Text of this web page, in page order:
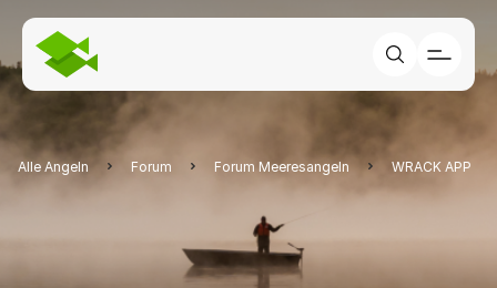
Alle Angeln Forum Forum Meeresangeln WRACK APP